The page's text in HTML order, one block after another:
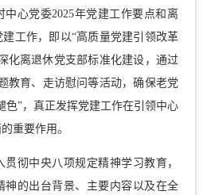
心党委2025年党建工作要点和离
工作，即以“高质量党建引领改革
化离退休党支部标准化建设，通过
教育、走访慰问等活动，确保老党
色”，真正发挥党建工作在引领中心
重要作用。
彻中央八项规定精神学习教育，
神的出台背景、主要内容以及在全